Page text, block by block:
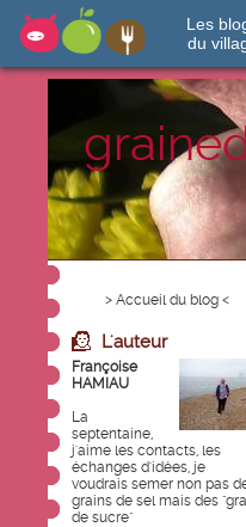
Les
du
> Accueil du blog <
L'auteur
Françoise
HAMIAU
La
septentaine,
j'aime les contacts, les
échanges d'idées, je
voudrais semer non pas
grains de sel mais des
de sucre"